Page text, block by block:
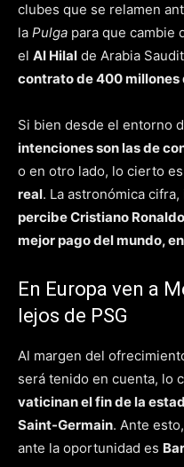
clubes que se relamen
la Pulga para que cambie
el Al Hilal de Arabia
contrato de 400 millones
Si bien desde el entorno
intenciones son las de
o en otro lado, lo cierto
real. La astronómica cifra,
percibe Cristiano
mejor pago del mundo,
En Europa ven a
lejos de PSG
Al margen del
será tenido en cuenta, lo
vaticinan el fin de la
Saint-Germain. Ante
ante la oportunidad es